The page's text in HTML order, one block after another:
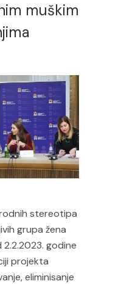
muškim
stereotipa
grupa žena
godine
projekta
eliminisanje